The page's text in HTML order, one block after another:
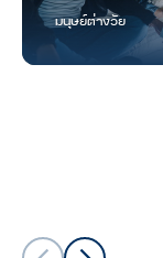
มนุษย์ต่างวัย